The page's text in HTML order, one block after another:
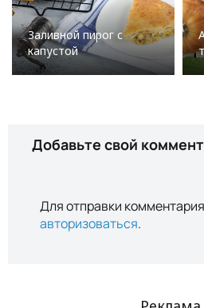
Заливной пирог с
капустой
Добавьте свой
Для отправки
авторизоваться.